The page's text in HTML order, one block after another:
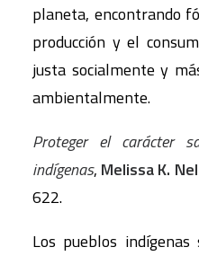
planeta, encontrando
producción y el
justa socialmente y
ambientalmente.
Proteger el carácter
indígenas, Melissa K.
622.
Los pueblos